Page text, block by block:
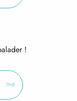
!
7MB